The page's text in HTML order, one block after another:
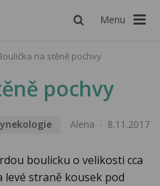
Menu
na stěně pochvy
pochvy
Alena 8.11.2017
boulicku o velikosti cca
levé straně kousek pod